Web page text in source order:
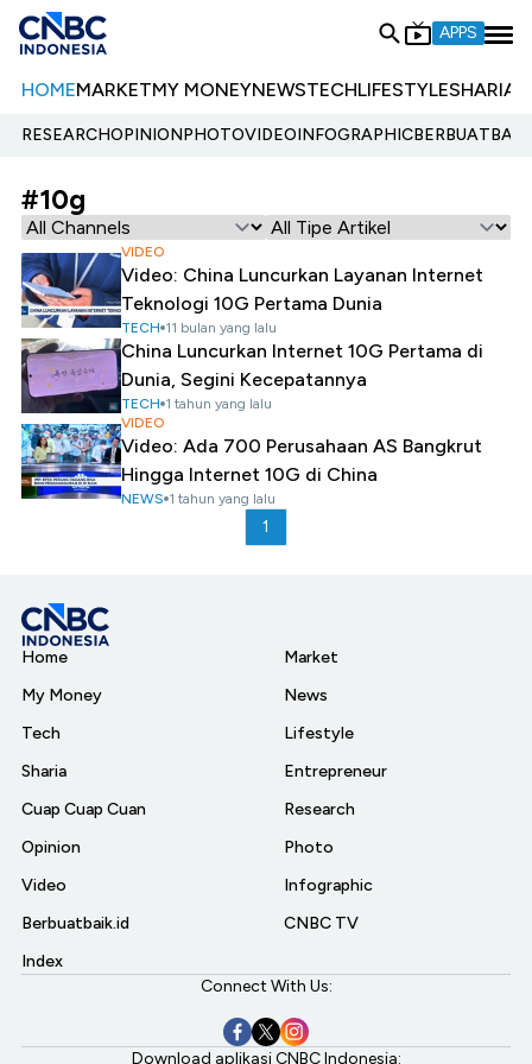
APPS
HOMEMARKETMY MONEYNEWSTECHLIFESTYLESHARIA
RESEARCHOPINIONPHOTOVIDEOINFOGRAPHIC
#10g
VIDEO
Video: China Luncurkan Layanan Internet
Teknologi 10G Pertama Dunia
TECH 11 bulan yang lalu
China Luncurkan Internet 10G Pertama di
Dunia, Segini Kecepatannya
TECH 1 tahun yang lalu
VIDEO
Video: Ada 700 Perusahaan AS Bangkrut
Hingga Internet 10G di China
NEWS 1 tahun yang lalu
1
Home
My Money
Tech
Sharia
Cuap Cuap Cuan
Opinion
Video
Berbuatbaik.id
Index
Market
News
Lifestyle
Entrepreneur
Research
Photo
Infographic
CNBC TV
Connect With Us:
Download aplikasi CNBC Indonesia: